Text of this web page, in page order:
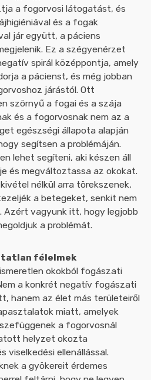
a fogorvosi látogatást, és
és a fogak
jár együtt, a páciens
Ez a szégyenérzet
spirál középpontja, amely
a pácienst, és még jobban
járástól. Ott
szörnyű a fogai és a szája
és a fogorvosnak nem az a
egészségi állapota alapján
segítsen a problémáján.
lehet segíteni, aki készen áll
és megváltoztassa az okokat.
nélkül arra törekszenek,
a betegeket, senkit nem
Azért vagyunk itt, hogy legjobb
a problémát.
félelmek
okokból fogászati
a konkrét negatív fogászati
hanem az élet más területeiről
miatt, amelyek
a fogorvosnál
helyzet okozta
viselkedési ellenállással.
a gyökereit érdemes